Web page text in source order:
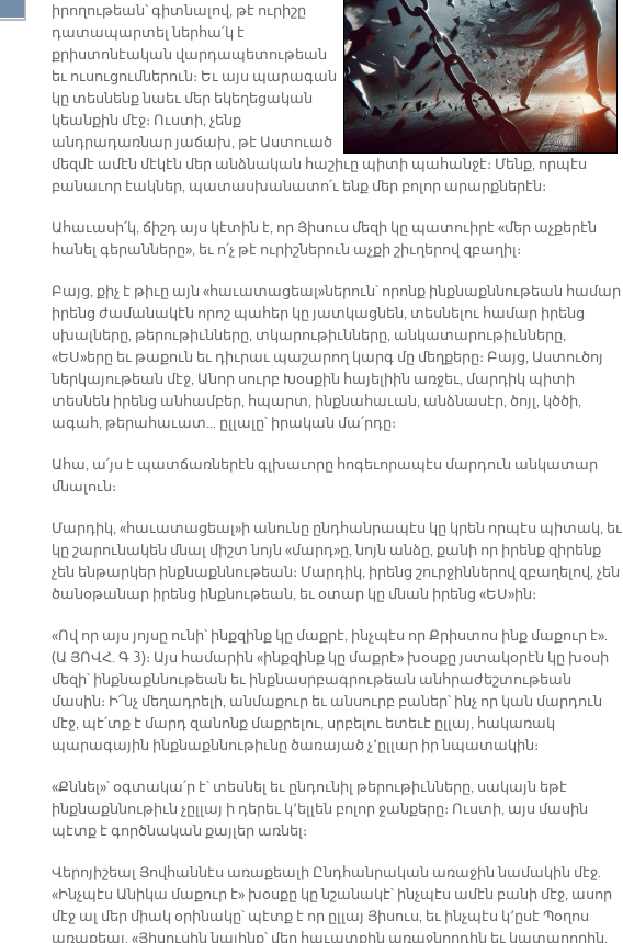
իրողութեան՝ գիտնալով, թէ ուրիշը
դատապարտել ներհա՛կ է
քրիստոնէական վարդապետութեան
եւ ուսուցումներուն։ Եւ այս պարագան
կը տեսնենք նաեւ մեր եկեղեցական
կեանքին մէջ։ Ուստի, չենք
անդրադառնար յաճախ, թէ Աստուած
մեզմէ ամէն մէկէն մեր անձնական հաշիւը պիտի պահանջէ։ Մենք, որպէս
բանաւոր էակներ, պատասխանատո՛ւ ենք մեր բոլոր արարքներէն։
Ահաւասի՛կ, ճիշդ այս կէտին է, որ Յիսուս մեզի կը պատուիրէ «մեր աչքերէն
հանել գերանները», եւ ո՛չ թէ ուրիշներուն աչքի շիւղերով զբաղիլ։
Բայց, քիչ է թիւը այն «հաւատացեալ»ներուն՝ որոնք ինքնաքննութեան համար
իրենց ժամանակէն որոշ պահեր կը յատկացնեն, տեսնելու համար իրենց
սխալները, թերութիւնները, տկարութիւնները, անկատարութիւնները,
«ԵՍ»երը եւ թաքուն եւ դիւրաւ պաշարող կարգ մը մեղքերը։ Բայց, Աստուծոյ
ներկայութեան մէջ, Անոր սուրբ Խօսքին հայելիին առջեւ, մարդիկ պիտի
տեսնեն իրենց անհամբեր, հպարտ, ինքնահաւան, անձնասէր, ծոյլ, կծծի,
ագահ, թերահաւատ… ըլլալը՝ իրական մա՛րդը։
Ահա, ա՛յս է պատճառներէն գլխաւորը հոգեւորապէս մարդուն անկատար
մնալուն։
Մարդիկ, «հաւատացեալ»ի անունը ընդհանրապէս կը կրեն որպէս պիտակ, եւ
կը շարունակեն մնալ միշտ նոյն «մարդ»ը, նոյն անձը, քանի որ իրենք զիրենք
չեն ենթարկեր ինքնաքննութեան։ Մարդիկ, իրենց շուրջիններով զբաղելով, չեն
ծանօթանար իրենց ինքնութեան, եւ օտար կը մնան իրենց «ԵՍ»ին։
«Ով որ այս յոյսը ունի՝ ինքզինք կը մաքրէ, ինչպէս որ Քրիստոս ինք մաքուր է».
(Ա ՅՈՎՀ. Գ 3)։ Այս համարին «ինքզինք կը մաքրէ» խօսքը յստակօրէն կը խօսի
մեզի՝ ինքնաքննութեան եւ ինքնասրբագրութեան անհրաժեշտութեան
մասին։ Ի՜նչ մեղադրելի, անմաքուր եւ անսուրբ բաներ՝ ինչ որ կան մարդուն
մէջ, պէ՛տք է մարդ զանոնք մաքրելու, սրբելու ետեւէ ըլլայ, հակառակ
պարագային ինքնաքննութիւնը ծառայած չ՚ըլլար իր նպատակին։
«Քննել»՝ օգտակա՛ր է՝ տեսնել եւ ընդունիլ թերութիւնները, սակայն եթէ
ինքնաքննութիւն չըլլայ ի դերեւ կ՚ելլեն բոլոր ջանքերը։ Ուստի, այս մասին
պէտք է գործնական քայլեր առնել։
Վերոյիշեալ Յովհաննէս առաքեալի Ընդհանրական առաջին նամակին մէջ.
«Ինչպէս Անիկա մաքուր է» խօսքը կը նշանակէ՝ ինչպէս ամէն բանի մէջ, ասոր
մէջ ալ մեր միակ օրինակը՝ պէտք է որ ըլլայ Յիսուս, եւ ինչպէս կ՚ըսէ Պօղոս
առաքեալ. «Յիսուսին նայինք՝ մեր հաւատքին առաջնորդին եւ կատարողին,